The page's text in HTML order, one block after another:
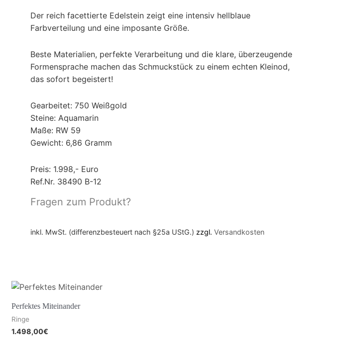
Der reich facettierte Edelstein zeigt eine intensiv hellblaue
Farbverteilung und eine imposante Größe.
Beste Materialien, perfekte Verarbeitung und die klare, überzeugende
Formensprache machen das Schmuckstück zu einem echten Kleinod,
das sofort begeistert!
Gearbeitet: 750 Weißgold
Steine: Aquamarin
Maße: RW 59
Gewicht: 6,86 Gramm
Preis: 1.998,- Euro
Ref.Nr. 38490 B-12
Fragen zum Produkt?
inkl. MwSt. (differenzbesteuert nach §25a UStG.) zzgl. Versandkosten
Perfektes Miteinander
Ringe
1.498,00€